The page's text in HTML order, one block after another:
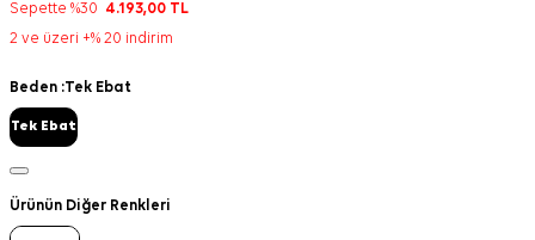
Sepette %30 4.193,00 TL
2 ve üzeri +% 20 indirim
Beden :Tek Ebat
Tek Ebat
Ürünün Diğer Renkleri